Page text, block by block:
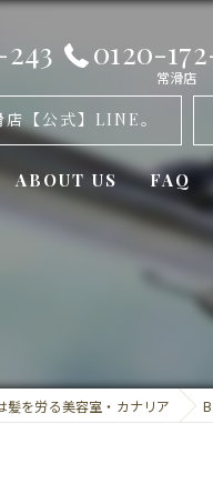
0120-
常滑店
店【公式】LINE。
ABOUT US FAQ
髪を労る美容室・カナリア